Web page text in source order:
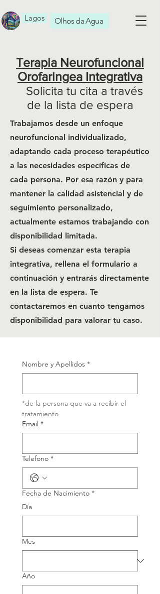
Lagos Olhos da Agua
Terapia Neurofuncional
Orofaringea Integrativa
Solicita tu cita a través
de la lista de espera
Trabajamos desde un enfoque
neurofuncional individualizado,
adaptando cada proceso terapéutico
a las necesidades específicas de
cada persona. Por esa razón y para
mantener la calidad asistencial y de
seguimiento personalizado,
actualmente estamos trabajando con
disponibilidad limitada.
Si deseas comenzar esta terapia
integrativa, rellena el formulario a
continuación y entrarás directamente
en la lista de espera. Te
contactaremos en cuanto tengamos
disponibilidad para valorar tu caso.
Nombre y Apellidos *
*de la persona que va a recibir el
tratamiento
Email *
Telefono *
Fecha de Nacimiento *
Día
Mes
Año